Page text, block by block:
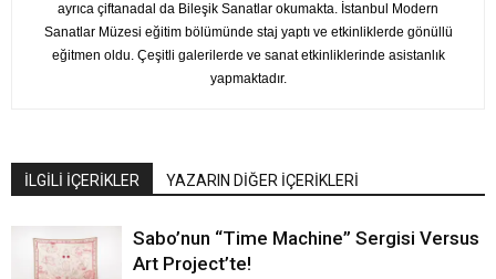
ayrıca çiftanadal da Bileşik Sanatlar okumakta. İstanbul Modern
Sanatlar Müzesi eğitim bölümünde staj yaptı ve etkinliklerde gönüllü
eğitmen oldu. Çeşitli galerilerde ve sanat etkinliklerinde asistanlık
yapmaktadır.
İLGİLİ İÇERİKLER YAZARIN DİĞER İÇERİKLERİ
Sabo’nun “Time Machine” Sergisi Versus
Art Project’te!